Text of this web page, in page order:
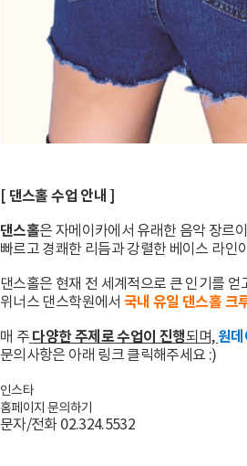
[ 댄스홀 수업 안내 ]
댄스홀은 자메이카에서 유래한 음악 장르
빠르고 경쾌한 리듬과 강렬한 베이스 라인
댄스홀은 현재 전 세계적으로 큰 인기를 얻
위너스 댄스학원에서 국내 유일 댄스홀
매 주 다양한 주제로 수업이 진행되며, 원
문의사항은 아래 링크 클릭해주세요 :)
인스타
홈페이지 문의하기
문자/전화 02.324.5532